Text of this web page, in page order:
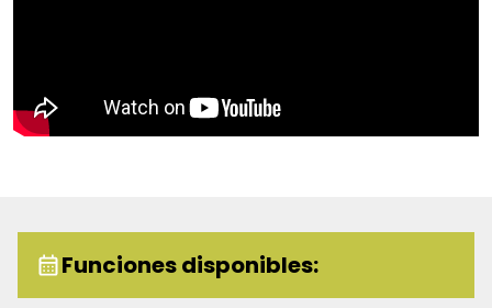
Funciones disponibles: